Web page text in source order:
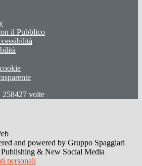
il Pubblico
258427 volte
and powered by Gruppo Spaggiari
& New Social Media
personali